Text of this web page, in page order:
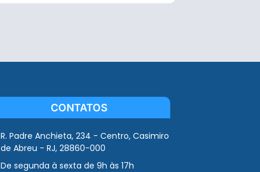
CONTATOS
R. Padre Anchieta, 234 - Centro, Casimiro
de Abreu - RJ, 28860-000
De segunda à sexta de 9h às 17h